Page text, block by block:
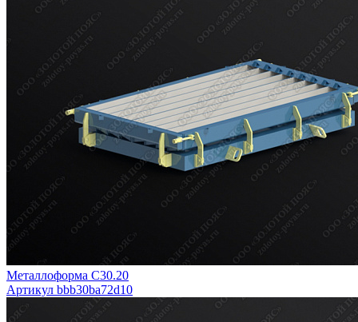
Металлоформа С30.20
Артикул bbb30ba72d10